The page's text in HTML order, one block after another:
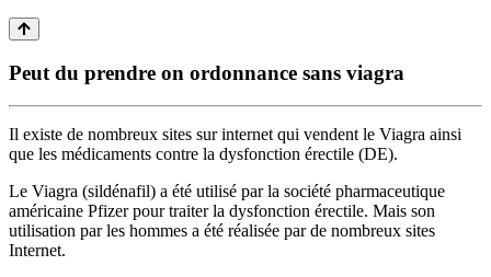
Peut du prendre on ordonnance sans viagra
Il existe de nombreux sites sur internet qui vendent le Viagra ainsi
que les médicaments contre la dysfonction érectile (DE).
Le Viagra (sildénafil) a été utilisé par la société pharmaceutique
américaine Pfizer pour traiter la dysfonction érectile. Mais son
utilisation par les hommes a été réalisée par de nombreux sites
Internet.